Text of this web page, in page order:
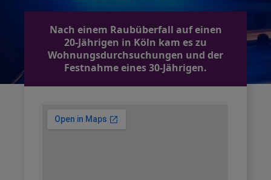
Nach einem Raubüberfall auf einen
20-Jährigen in Köln kam es zu
Wohnungsdurchsuchungen und der
Festnahme eines 30-Jährigen.